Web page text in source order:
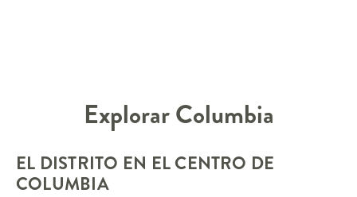
ExplorarColumbia
EL DISTRITO EN EL CENTRO DE
COLUMBIA